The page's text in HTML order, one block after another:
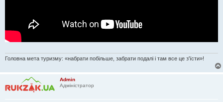
Головна мета туризму: «набрати побільше, забрати подалі і там все це з'їсти»!
Admin
Адміністратор